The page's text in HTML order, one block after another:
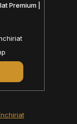
Premium |